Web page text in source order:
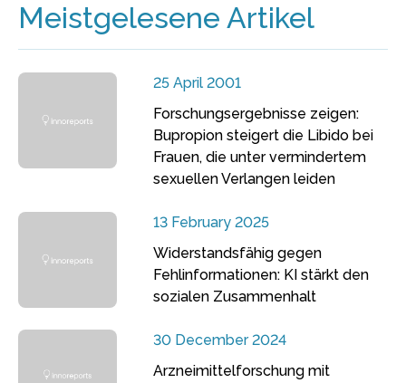
Meistgelesene Artikel
25 April 2001
Forschungsergebnisse zeigen:
Bupropion steigert die Libido bei
Frauen, die unter vermindertem
sexuellen Verlangen leiden
13 February 2025
Widerstandsfähig gegen
Fehlinformationen: KI stärkt den
sozialen Zusammenhalt
30 December 2024
Arzneimittelforschung mit